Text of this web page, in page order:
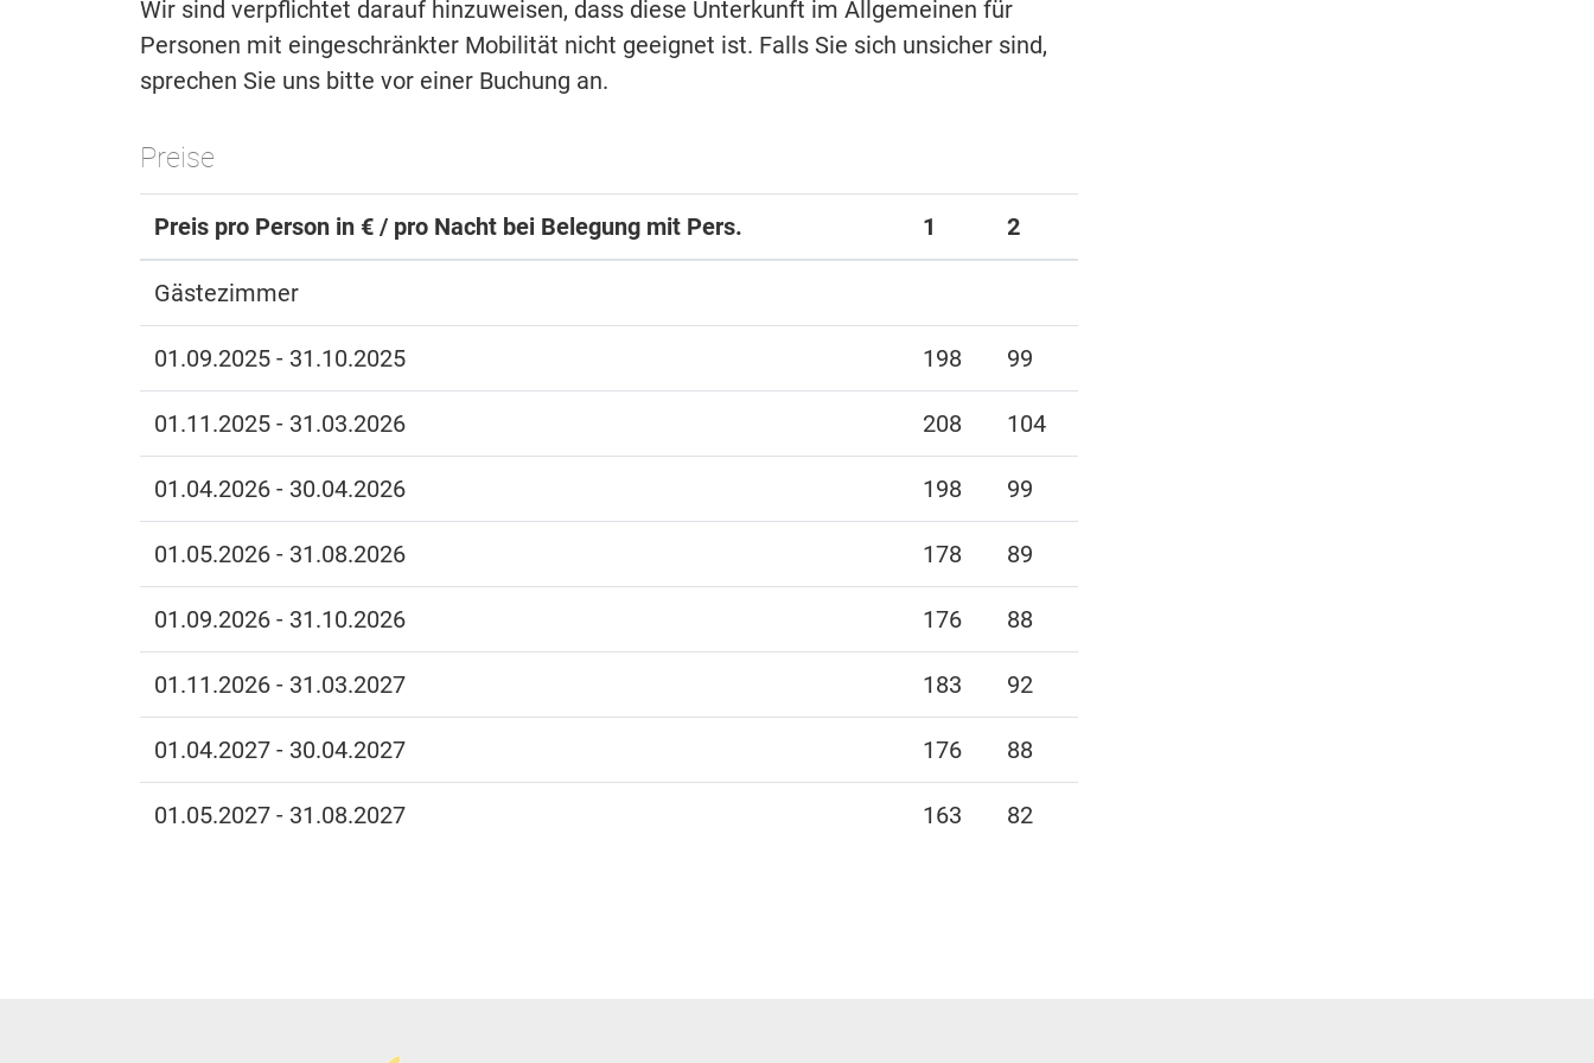
Wir sind verpflichtet darauf hinzuweisen, dass diese Unterkunft im Allgemeinen für
Personen mit eingeschränkter Mobilität nicht geeignet ist. Falls Sie sich unsicher sind,
sprechen Sie uns bitte vor einer Buchung an.
Preise
Preis pro Person in € / pro Nacht bei Belegung mit Pers. 1 2
Gästezimmer
01.09.2025 - 31.10.2025 198 99
01.11.2025 - 31.03.2026 208 104
01.04.2026 - 30.04.2026 198 99
01.05.2026 - 31.08.2026 178 89
01.09.2026 - 31.10.2026 176 88
01.11.2026 - 31.03.2027 183 92
01.04.2027 - 30.04.2027 176 88
01.05.2027 - 31.08.2027 163 82